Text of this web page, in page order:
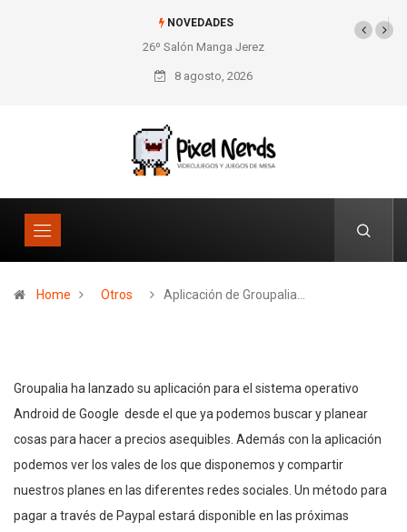
NOVEDADES
26º Salón Manga Jerez SNES Pixel Book para
los amantes de lo retro
8 agosto, 2026
Home Otros Aplicación de Groupalia…
Groupalia ha lanzado su aplicación para el sistema operativo
Android de Google desde el que ya podemos buscar y planear
cosas para hacer a precios asequibles. Además con la aplicación
podemos ver los vales de los que disponemos y compartir
nuestros planes en las diferentes redes sociales. Un método para
pagar a través de Paypal estará disponible en las próximas